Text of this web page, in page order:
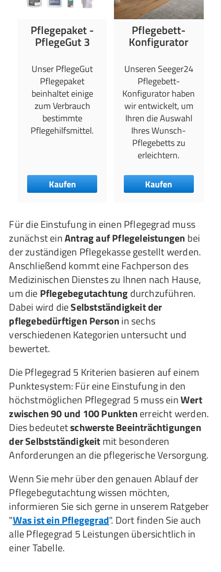
Pflegepaket -
PflegeGut 3
Unser PflegeGut
Pflegepaket
beinhaltet einige
zum Verbrauch
bestimmte
Pflegehilfsmittel.
Kaufen
Pflegebett-
Konfigurator
Unseren Seeger24
Pflegebett-
Konfigurator haben
wir entwickelt, um
Ihren die Auswahl
Ihres Wunsch-
Pflegebetts zu
erleichtern.
Kaufen
Für die Einstufung in einen Pflegegrad muss
zunächst einAntrag auf Pflegeleistungen bei
der zuständigen Pflegekasse gestellt werden.
Anschließend kommt eine Fachperson des
Medizinischen Dienstes zu Ihnen nach Hause,
um diePflegebegutachtungdurchzuführen.
Dabei wird dieSelbstständigkeit der
pflegebedürftigen Personin sechs
verschiedenen Kategorien untersucht und
bewertet.
Die Pflegegrad 5 Kriterien basieren auf einem
Punktesystem: Für eine Einstufung in den
höchstmöglichen Pflegegrad 5 muss einWert
zwischen 90 und 100 Punktenerreicht werden.
Dies bedeutetschwerste Beeinträchtigungen
der Selbstständigkeitmit besonderen
Anforderungen an die pflegerische Versorgung.
Wenn Sie mehr über den genauen Ablauf der
Pflegebegutachtung wissen möchten,
informieren Sie sich gerne in unserem Ratgeber
"Was ist ein Pflegegrad". Dort finden Sie auch
alle Pflegegrad 5 Leistungen übersichtlich in
einer Tabelle.